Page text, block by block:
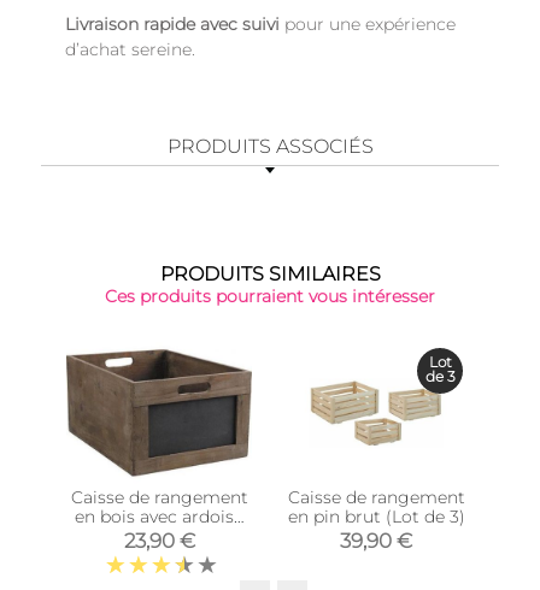
Livraison rapide avec suivi pour une expérience
d’achat sereine.
PRODUITS ASSOCIÉS
PRODUITS SIMILAIRES
Ces produits pourraient vous intéresser
Caisse de rangement
en bois avec ardoise
(39 x 29 x 20 cm)
23,90 €
Caisse de rangement
en pin brut (Lot de 3)
39,90 €
Lot
de 3